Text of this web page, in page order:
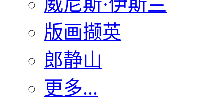
版画撷英
郎静山
更多...